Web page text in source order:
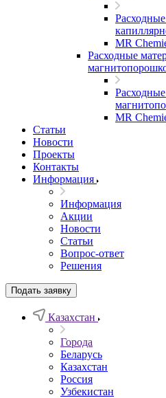
MR
Расходные
MR
Статьи
Новости
Проекты
Контакты
Информация
Информация
Акции
Новости
Статьи
Вопрос-ответ
Решения
Подать заявку
Казахстан
Города
Беларусь
Казахстан
Россия
Узбекистан